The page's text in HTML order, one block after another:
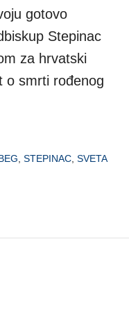
gotovo
Stepinac
za hrvatski
o smrti rođenog
STEPINAC SVETA